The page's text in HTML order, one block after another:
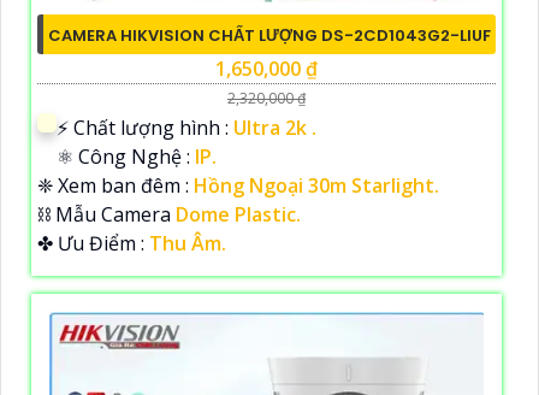
CAMERA HIKVISION CHẤT LƯỢNG DS-2CD1043G2-LIUF
1,650,000 ₫
2,320,000 ₫
️⚡ Chất lượng hình : Ultra 2k .
⚛️ Công Nghệ : IP.
❈ Xem ban đêm : Hồng Ngoại 30m Starlight.
⛓ Mẫu Camera Dome Plastic.
️✤ Ưu Điểm : Thu Âm.